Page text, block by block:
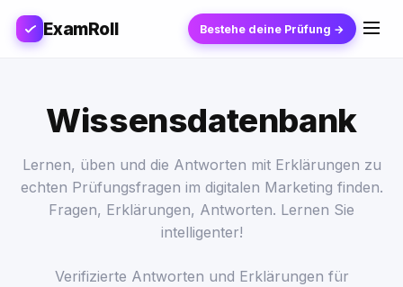
ExamRoll Bestehe deine Prüfung →
Wissensdatenbank
Lernen, üben und die Antworten mit Erklärungen zu
echten Prüfungsfragen im digitalen Marketing finden.
Fragen, Erklärungen, Antworten. Lernen Sie
intelligenter!
Verifizierte Antworten und Erklärungen für